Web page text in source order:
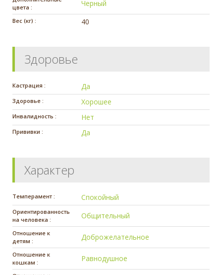
цвета :
Черный
Вес (кг) : 40
Здоровье
Кастрация : Да
Здоровье : Хорошее
Инвалидность : Нет
Прививки : Да
Характер
Темперамент : Спокойный
Ориентированность
на человека :
Общительный
Отношение к
детям :
Доброжелательное
Отношение к
кошкам :
Равнодушное